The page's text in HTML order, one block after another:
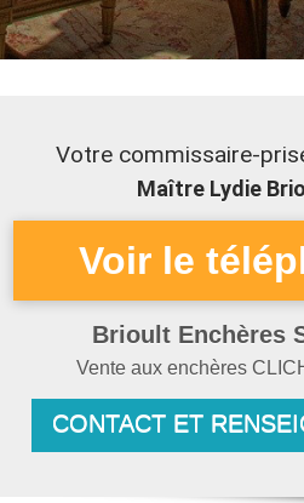
Votre commissaire-
Maître Lydie
Brioult Enchères
Vente aux enchères
CONTACT ET